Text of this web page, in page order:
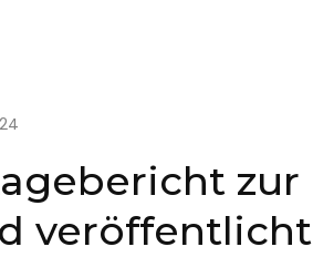
zur
veröffentlicht